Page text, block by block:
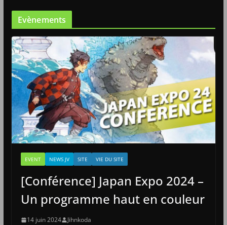
Evènements
EVENT NEWS JV SITE VIE DU SITE
[Conférence] Japan Expo 2024 –
Un programme haut en couleur
14 juin 2024 Jihnkoda